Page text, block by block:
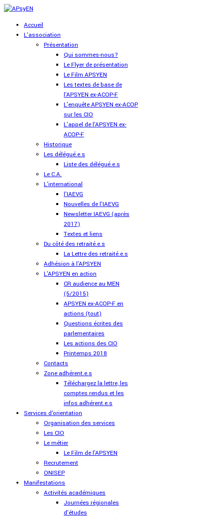
Accueil
L'association
Présentation
Qui sommes-nous?
Le Flyer de présentation
Le Film APSYEN
Les textes de base de
l'APSYEN ex-ACOP-F
L'enquête APSYEN ex-ACOP
sur les CIO
L'appel de l'APSYEN ex-
ACOP-F
Historique
Les délégué.e.s
Liste des délégué.e.s
Le C.A.
L'international
l'IAEVG
Nouvelles de l'IAEVG
Newsletter IAEVG (après
2017)
Textes et liens
Du côté des retraité.e.s
La Lettre des retraité.e.s
Adhésion à l'APSYEN
L'APSYEN en action
CR audience au MEN
(5/2015)
APSYEN ex-ACOP-F en
actions (tout)
Questions écrites des
parlementaires
Les actions des CIO
Printemps 2018
Contacts
Zone adhérent.e.s
Téléchargez la lettre, les
comptes rendus et les
infos adhérent.e.s
Services d'orientation
Organisation des services
Les CIO
Le métier
Le Film de l'APSYEN
Recrutement
ONISEP
Manifestations
Activités académiques
Journées régionales
d'études